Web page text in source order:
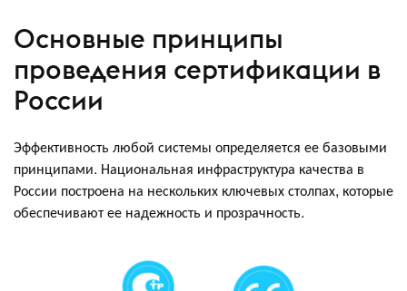
Основные принципы
проведения сертификации в
России
Эффективность любой системы определяется ее базовыми
принципами. Национальная инфраструктура качества в
России построена на нескольких ключевых столпах, которые
обеспечивают ее надежность и прозрачность.